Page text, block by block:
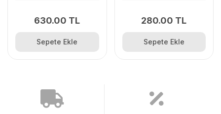
630.00 TL
Sepete Ekle
280.00 TL
Sepete Ekle